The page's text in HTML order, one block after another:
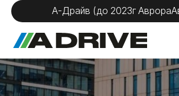
А-Драйв (до 2023г